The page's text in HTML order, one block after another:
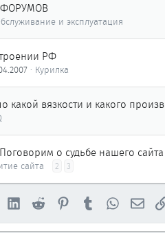
и эксплуатация
РФ
Курилка
какой вязкости и какого
о судьбе нашего сайта
сайта 2 3
LinkedInReddit PinterestTumblrWhatsApp